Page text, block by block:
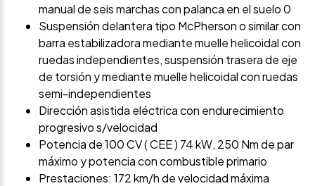
manual de seis marchas con palanca en el suelo 0
Suspensión delantera tipo McPherson o similar con
barra estabilizadora mediante muelle helicoidal con
ruedas independientes, suspensión trasera de eje
de torsión y mediante muelle helicoidal con ruedas
semi-independientes
Dirección asistida eléctrica con endurecimiento
progresivo s/velocidad
Potencia de 100 CV ( CEE ) 74 kW, 250 Nm de par
máximo y potencia con combustible primario
Prestaciones: 172 km/h de velocidad máxima